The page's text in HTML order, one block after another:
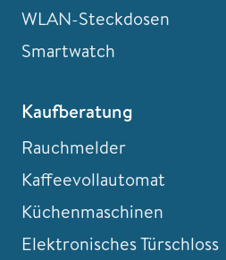
WLAN-Steckdosen
Smartwatch
Kaufberatung
Rauchmelder
Kaffeevollautomat
Küchenmaschinen
Elektronisches Türschloss